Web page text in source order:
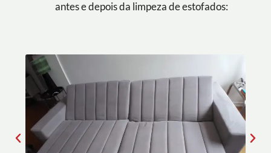
antes e depois da limpeza de estofados: